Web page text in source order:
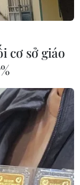
dịch
một trong số ít
cơ sở giáo